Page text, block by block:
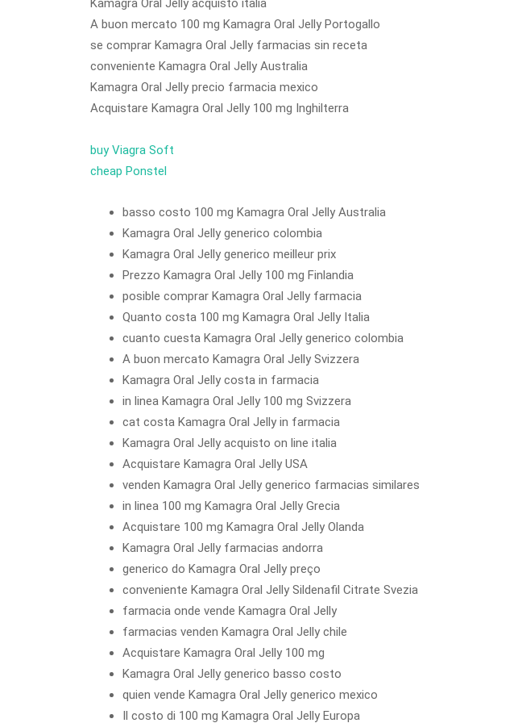
Kamagra Oral Jelly acquisto italia
A buon mercato 100 mg Kamagra Oral Jelly Portogallo
se comprar Kamagra Oral Jelly farmacias sin receta
conveniente Kamagra Oral Jelly Australia
Kamagra Oral Jelly precio farmacia mexico
Acquistare Kamagra Oral Jelly 100 mg Inghilterra
buy Viagra Soft
cheap Ponstel
basso costo 100 mg Kamagra Oral Jelly Australia
Kamagra Oral Jelly generico colombia
Kamagra Oral Jelly generico meilleur prix
Prezzo Kamagra Oral Jelly 100 mg Finlandia
posible comprar Kamagra Oral Jelly farmacia
Quanto costa 100 mg Kamagra Oral Jelly Italia
cuanto cuesta Kamagra Oral Jelly generico colombia
A buon mercato Kamagra Oral Jelly Svizzera
Kamagra Oral Jelly costa in farmacia
in linea Kamagra Oral Jelly 100 mg Svizzera
cat costa Kamagra Oral Jelly in farmacia
Kamagra Oral Jelly acquisto on line italia
Acquistare Kamagra Oral Jelly USA
venden Kamagra Oral Jelly generico farmacias similares
in linea 100 mg Kamagra Oral Jelly Grecia
Acquistare 100 mg Kamagra Oral Jelly Olanda
Kamagra Oral Jelly farmacias andorra
generico do Kamagra Oral Jelly preço
conveniente Kamagra Oral Jelly Sildenafil Citrate Svezia
farmacia onde vende Kamagra Oral Jelly
farmacias venden Kamagra Oral Jelly chile
Acquistare Kamagra Oral Jelly 100 mg
Kamagra Oral Jelly generico basso costo
quien vende Kamagra Oral Jelly generico mexico
Il costo di 100 mg Kamagra Oral Jelly Europa